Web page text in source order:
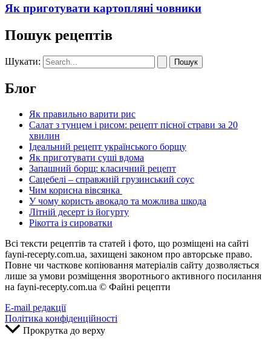
Як приготувати картопляні човники
Пошук рецептів
Шукати:
Блог
Як правильно варити рис
Салат з тунцем і рисом: рецепт пісної страви за 20
хвилин
Ідеальний рецепт українського борщу
Як приготувати суші вдома
Запашний борщ: класичний рецепт
Сацебелі – справжній грузинський соус
Чим корисна вівсянка
У чому користь авокадо та можлива шкода
Літній десерт із йогурту
Рікотта із сироватки
Всі тексти рецептів та статей і фото, що розміщені на сайті
fayni-recepty.com.ua, захищені законом про авторське право.
Повне чи часткове копіювання матеріалів сайту дозволяється
лише за умови розміщення зворотнього активного посилання
на fayni-recepty.com.ua © Файні рецепти
E-mail редакції
Політика конфіденційності
Прокрутка до верху